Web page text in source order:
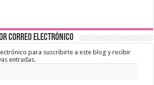
correo electrónico
para suscribirte a este blog y recibir
entradas.